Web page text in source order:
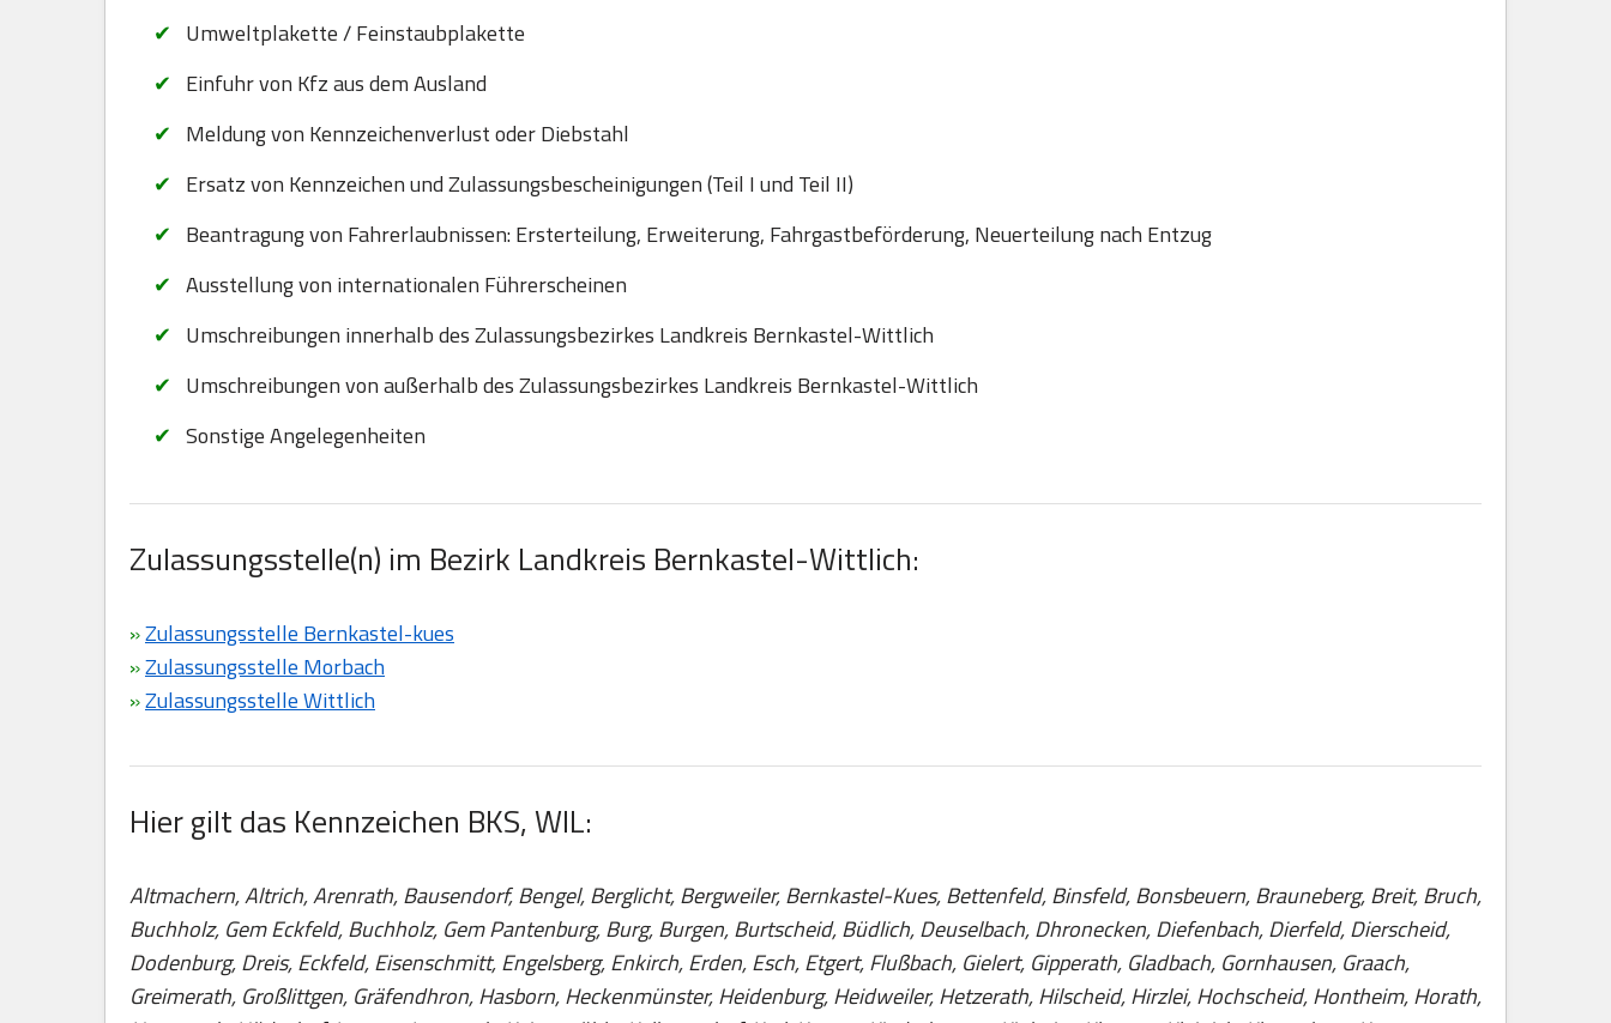
Umweltplakette / Feinstaubplakette
Einfuhr von Kfz aus dem Ausland
Meldung von Kennzeichenverlust oder Diebstahl
Ersatz von Kennzeichen und Zulassungsbescheinigungen (Teil I und Teil II)
Beantragung von Fahrerlaubnissen: Ersterteilung, Erweiterung, Fahrgastbeförderung, Neuerteilung nach Entzug
Ausstellung von internationalen Führerscheinen
Umschreibungen innerhalb des Zulassungsbezirkes Landkreis Bernkastel-Wittlich
Umschreibungen von außerhalb des Zulassungsbezirkes Landkreis Bernkastel-Wittlich
Sonstige Angelegenheiten
Zulassungsstelle(n) im Bezirk Landkreis Bernkastel-Wittlich:
»Zulassungsstelle Bernkastel-kues
»Zulassungsstelle Morbach
»Zulassungsstelle Wittlich
Hier gilt das Kennzeichen BKS, WIL:
Altmachern, Altrich, Arenrath, Bausendorf, Bengel, Berglicht, Bergweiler, Bernkastel-Kues, Bettenfeld, Binsfeld, Bonsbeuern, Brauneberg, Breit, Bruch,
Buchholz, Gem Eckfeld, Buchholz, Gem Pantenburg, Burg, Burgen, Burtscheid, Büdlich, Deuselbach, Dhronecken, Diefenbach, Dierfeld, Dierscheid,
Dodenburg, Dreis, Eckfeld, Eisenschmitt, Engelsberg, Enkirch, Erden, Esch, Etgert, Flußbach, Gielert, Gipperath, Gladbach, Gornhausen, Graach,
Greimerath, Großlittgen, Gräfendhron, Hasborn, Heckenmünster, Heidenburg, Heidweiler, Hetzerath, Hilscheid, Hirzlei, Hochscheid, Hontheim, Horath,